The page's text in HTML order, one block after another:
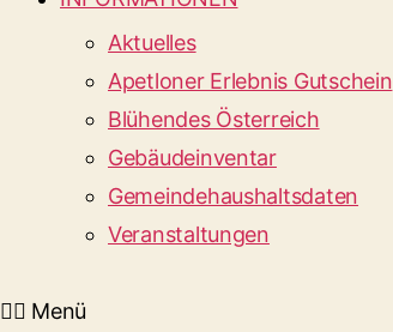
Aktuelles
Apetloner Erlebnis Gutschein
Blühendes Österreich
Gebäudeinventar
Gemeindehaushaltsdaten
Veranstaltungen
Menü